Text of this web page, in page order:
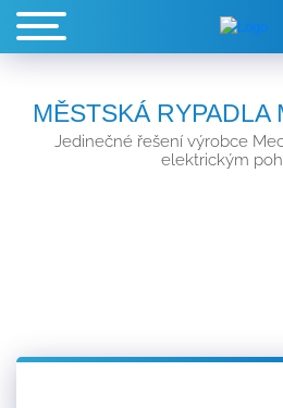
MĚSTSKÁ RYPADLA
Jedinečné řešení výrobce
elektrickým